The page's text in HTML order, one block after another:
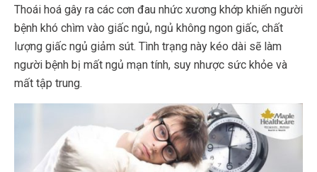
Thoái hoá gây ra các cơn đau nhức xương khớp khiến người
bệnh khó chìm vào giấc ngủ, ngủ không ngon giấc, chất
lượng giấc ngủ giảm sút. Tình trạng này kéo dài sẽ làm
người bệnh bị mất ngủ mạn tính, suy nhược sức khỏe và
mất tập trung.